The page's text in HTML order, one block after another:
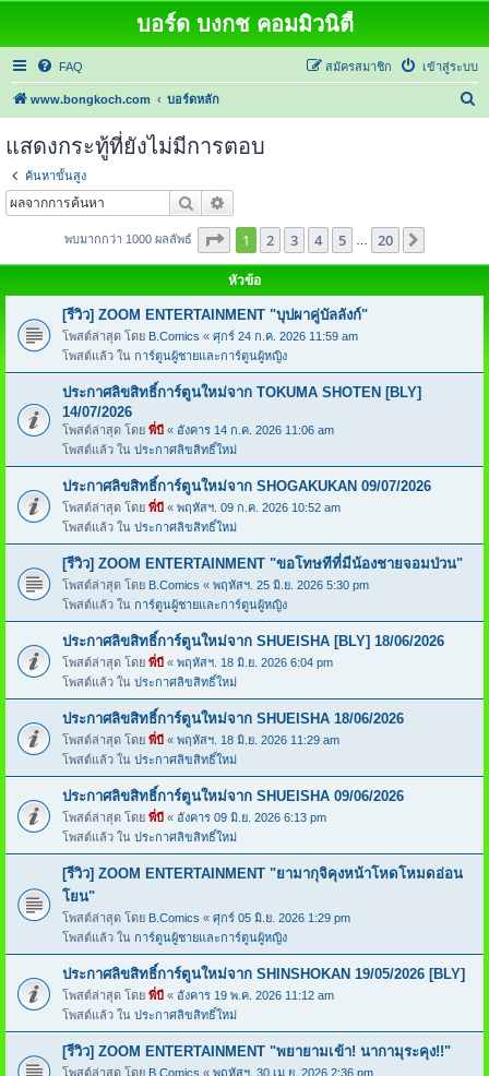
บอร์ด บงกช คอมมิวนิตี้
FAQ เข้าสู่ระบบ
สมัครสมาชิก
www.bongkoch.com บอร์ดหลัก
แสดงกระทู้ที่ยังไม่มีการตอบ
ค้นหาขั้นสูง
ค้นหา
พบมากกว่า 1000 ผลลัพธ์ หน้า จากทั้งหมด 20
1 2 3 4 5 20
หัวข้อ
[รีวิว] ZOOM ENTERTAINMENT "บุปผาคู่บัลลังก์"
โพสต์ล่าสุด โดย B.Comics « ศุกร์ 24 ก.ค. 2026 11:59 am
โพสต์แล้ว ใน การ์ตูนผู้ชายและการ์ตูนผู้หญิง
ประกาศลิขสิทธิ์การ์ตูนใหม่จาก TOKUMA SHOTEN [BLY]
14/07/2026
โพสต์ล่าสุด โดย พี่บี « อังคาร 14 ก.ค. 2026 11:06 am
โพสต์แล้ว ใน ประกาศลิขสิทธิ์ใหม่
ประกาศลิขสิทธิ์การ์ตูนใหม่จาก SHOGAKUKAN 09/07/2026
โพสต์ล่าสุด โดย พี่บี « พฤหัสฯ. 09 ก.ค. 2026 10:52 am
โพสต์แล้ว ใน ประกาศลิขสิทธิ์ใหม่
[รีวิว] ZOOM ENTERTAINMENT "ขอโทษทีที่มีน้องชายจอมป่วน"
โพสต์ล่าสุด โดย B.Comics « พฤหัสฯ. 25 มิ.ย. 2026 5:30 pm
โพสต์แล้ว ใน การ์ตูนผู้ชายและการ์ตูนผู้หญิง
ประกาศลิขสิทธิ์การ์ตูนใหม่จาก SHUEISHA [BLY] 18/06/2026
โพสต์ล่าสุด โดย พี่บี « พฤหัสฯ. 18 มิ.ย. 2026 6:04 pm
โพสต์แล้ว ใน ประกาศลิขสิทธิ์ใหม่
ประกาศลิขสิทธิ์การ์ตูนใหม่จาก SHUEISHA 18/06/2026
โพสต์ล่าสุด โดย พี่บี « พฤหัสฯ. 18 มิ.ย. 2026 11:29 am
โพสต์แล้ว ใน ประกาศลิขสิทธิ์ใหม่
ประกาศลิขสิทธิ์การ์ตูนใหม่จาก SHUEISHA 09/06/2026
โพสต์ล่าสุด โดย พี่บี « อังคาร 09 มิ.ย. 2026 6:13 pm
โพสต์แล้ว ใน ประกาศลิขสิทธิ์ใหม่
[รีวิว] ZOOM ENTERTAINMENT "ยามากุจิคุงหน้าโหดโหมดอ่อน
โยน"
โพสต์ล่าสุด โดย B.Comics « ศุกร์ 05 มิ.ย. 2026 1:29 pm
โพสต์แล้ว ใน การ์ตูนผู้ชายและการ์ตูนผู้หญิง
ประกาศลิขสิทธิ์การ์ตูนใหม่จาก SHINSHOKAN 19/05/2026 [BLY]
โพสต์ล่าสุด โดย พี่บี « อังคาร 19 พ.ค. 2026 11:12 am
โพสต์แล้ว ใน ประกาศลิขสิทธิ์ใหม่
[รีวิว] ZOOM ENTERTAINMENT "พยายามเข้า! นากามุระคุง!!"
โพสต์ล่าสุด โดย B.Comics « พฤหัสฯ. 30 เม.ย. 2026 2:36 pm